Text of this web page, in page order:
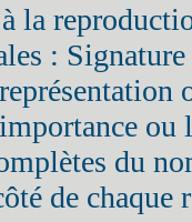
la
:
du
de chaque